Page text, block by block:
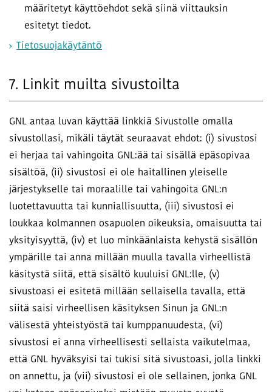
määritetyt käyttöehdot sekä siinä viittauksin
esitetyt tiedot.
Tietosuojakäytäntö
7. Linkit muilta sivustoilta
GNL antaa luvan käyttää linkkiä Sivustolle omalla
sivustollasi, mikäli täytät seuraavat ehdot: (i) sivustosi
ei herjaa tai vahingoita GNL:ää tai sisällä epäsopivaa
sisältöä, (ii) sivustosi ei ole haitallinen yleiselle
järjestykselle tai moraalille tai vahingoita GNL:n
luotettavuutta tai kunniallisuutta, (iii) sivustosi ei
loukkaa kolmannen osapuolen oikeuksia, omaisuutta tai
yksityisyyttä, (iv) et luo minkäänlaista kehystä sisällön
ympärille tai anna millään muulla tavalla virheellistä
käsitystä siitä, että sisältö kuuluisi GNL:lle, (v)
sivustoasi ei esitetä millään sellaisella tavalla, että
siitä saisi virheellisen käsityksen Sinun ja GNL:n
välisestä yhteistyöstä tai kumppanuudesta, (vi)
sivustosi ei anna virheellisesti sellaista vaikutelmaa,
että GNL hyväksyisi tai tukisi sitä sivustoasi, jolla linkki
on annettu, ja (vii) sivustosi ei ole sellainen, jonka GNL